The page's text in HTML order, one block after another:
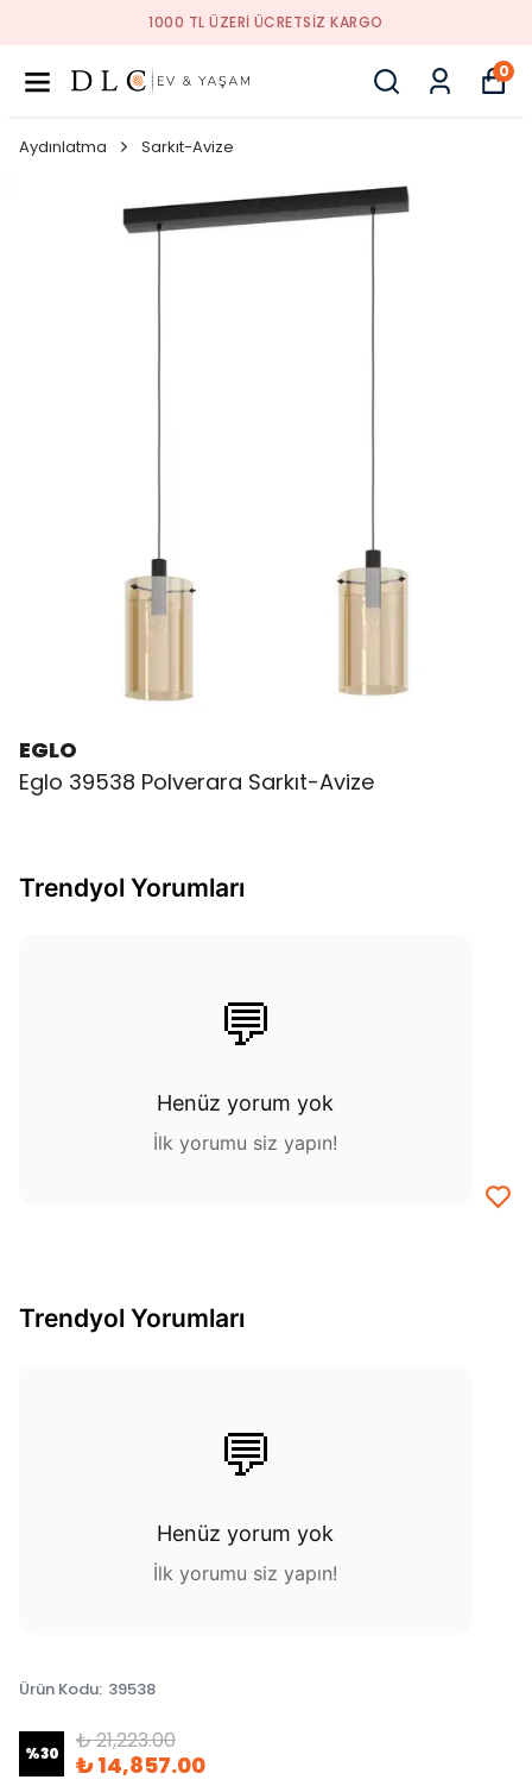
1000 TL ÜZERI ÜCRETSIZ KARGO
0
Aydınlatma Sarkıt-Avize
EGLO
Eglo 39538 Polverara Sarkıt-Avize
Trendyol Yorumları
💬
Henüz yorum yok
İlk yorumu siz yapın!
Trendyol Yorumları
💬
Henüz yorum yok
İlk yorumu siz yapın!
Ürün Kodu: 39538
%30 ₺ 21,223.00
₺ 14,857.00